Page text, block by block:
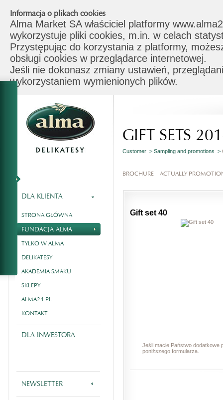
Informacja o plikach cookies
Alma Market SA właściciel platformy
wykorzystuje pliki cookies, m.in. w celach
Przystępując do korzystania z platformy,
obsługi cookies w przeglądarce internetowej.
Jeśli nie dokonasz zmiany ustawień,
wykorzystaniem wymienionych plików.
DLA KLIENTA
STRONA GŁÓWNA
FUNDACJA ALMA
TYLKO W ALMA
DELIKATESY
AKADEMIA SMAKU
SKLEPY
ALMA24.PL
KONTAKT
DLA INWESTORA
NEWSLETTER
GIFT SETS
Customer >Sampling and promotions >
BROCHURE ACTUALLY
Gift set 40
Jeśli macie Państwo dodatkowe
poniższego formularza.